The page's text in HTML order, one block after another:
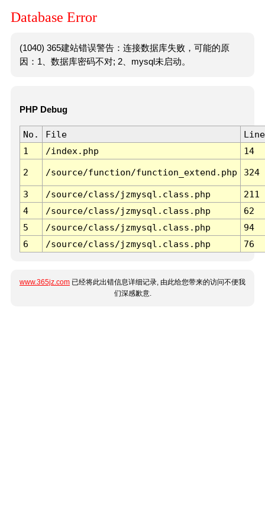
Database Error
(1040) 365建站错误警告：连接数据库失败，可能的原
因：1、数据库密码不对; 2、mysql未启动。
PHP Debug
No. File
Line
1
/index.php 14
2 /source/function/function_extend.php 324
3 /source/class/jzmysql.class.php
211
4
/source/class/jzmysql.class.php
62
5
/source/class/jzmysql.class.php
94
6
/source/class/jzmysql.class.php 76
www.365jz.com 已经将此出错信息详细记录, 由此给您带来的访问不便我
们深感歉意.